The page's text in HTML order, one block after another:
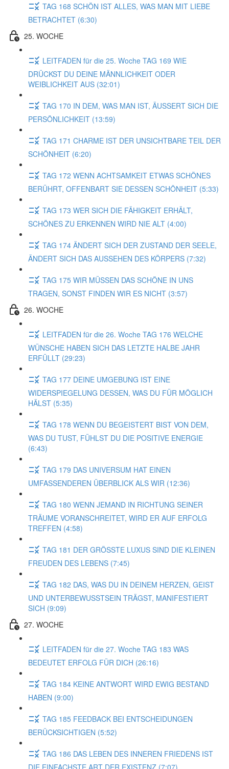
TAG 168 SCHÖN IST ALLES, WAS MAN MIT LIEBE
BETRACHTET (6:30)
25. WOCHE
LEITFADEN für die 25. Woche TAG 169 WIE
DRÜCKST DU DEINE MÄNNLICHKEIT ODER
WEIBLICHKEIT AUS (32:01)
TAG 170 IN DEM, WAS MAN IST, ÄUSSERT SICH DIE
PERSÖNLICHKEIT (13:59)
TAG 171 CHARME IST DER UNSICHTBARE TEIL DER
SCHÖNHEIT (6:20)
TAG 172 WENN ACHTSAMKEIT ETWAS SCHÖNES
BERÜHRT, OFFENBART SIE DESSEN SCHÖNHEIT (5:33)
TAG 173 WER SICH DIE FÄHIGKEIT ERHÄLT,
SCHÖNES ZU ERKENNEN WIRD NIE ALT (4:00)
TAG 174 ÄNDERT SICH DER ZUSTAND DER SEELE,
ÄNDERT SICH DAS AUSSEHEN DES KÖRPERS (7:32)
TAG 175 WIR MÜSSEN DAS SCHÖNE IN UNS
TRAGEN, SONST FINDEN WIR ES NICHT (3:57)
26. WOCHE
LEITFADEN für die 26. Woche TAG 176 WELCHE
WÜNSCHE HABEN SICH DAS LETZTE HALBE JAHR
ERFÜLLT (29:23)
TAG 177 DEINE UMGEBUNG IST EINE
WIDERSPIEGELUNG DESSEN, WAS DU FÜR MÖGLICH
HÄLST (5:35)
TAG 178 WENN DU BEGEISTERT BIST VON DEM,
WAS DU TUST, FÜHLST DU DIE POSITIVE ENERGIE
(6:43)
TAG 179 DAS UNIVERSUM HAT EINEN
UMFASSENDEREN ÜBERBLICK ALS WIR (12:36)
TAG 180 WENN JEMAND IN RICHTUNG SEINER
TRÄUME VORANSCHREITET, WIRD ER AUF ERFOLG
TREFFEN (4:58)
TAG 181 DER GRÖSSTE LUXUS SIND DIE KLEINEN
FREUDEN DES LEBENS (7:45)
TAG 182 DAS, WAS DU IN DEINEM HERZEN, GEIST
UND UNTERBEWUSSTSEIN TRÄGST, MANIFESTIERT
SICH (9:09)
27. WOCHE
LEITFADEN für die 27. Woche TAG 183 WAS
BEDEUTET ERFOLG FÜR DICH (26:16)
TAG 184 KEINE ANTWORT WIRD EWIG BESTAND
HABEN (9:00)
TAG 185 FEEDBACK BEI ENTSCHEIDUNGEN
BERÜCKSICHTIGEN (5:52)
TAG 186 DAS LEBEN DES INNEREN FRIEDENS IST
DIE EINFACHSTE ART DER EXISTENZ (7:07)